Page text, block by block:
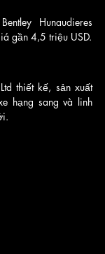
Hunaudieres
gần 4,5 triệu USD.
thiết kế, sản xuất
hạng sang và linh